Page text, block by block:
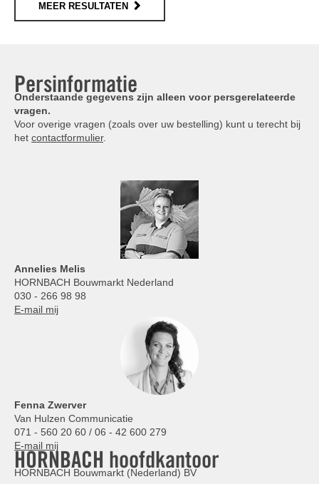
MEER RESULTATEN
Persinformatie
Onderstaande gegevens zijn alleen voor persgerelateerde
vragen.
Voor overige vragen (zoals over uw bestelling) kunt u terecht bij
het contactformulier.
Annelies Melis
HORNBACH Bouwmarkt Nederland
030 - 266 98 98
E-mail mij
Fenna Zwerver
Van Hulzen Communicatie
071 - 560 20 60 / 06 - 42 600 279
E-mail mij
HORNBACH hoofdkantoor
HORNBACH Bouwmarkt (Nederland) BV